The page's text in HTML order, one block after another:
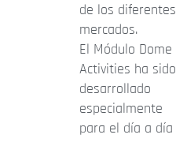
de los diferentes
mercados.
El Módulo Dome
Activities ha sido
desarrollado
especialmente
para el día a día